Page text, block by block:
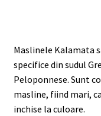
Maslinele Kalamata
specifice din sudul
Peloponnese. Sunt
masline, fiind mari,
inchise la culoare.